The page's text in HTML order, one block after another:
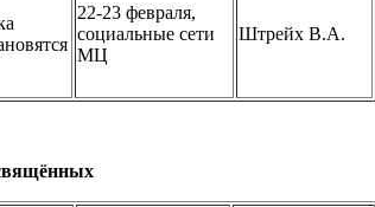
22-23 февраля,
социальные сети
МЦ
Штрейх В.А.